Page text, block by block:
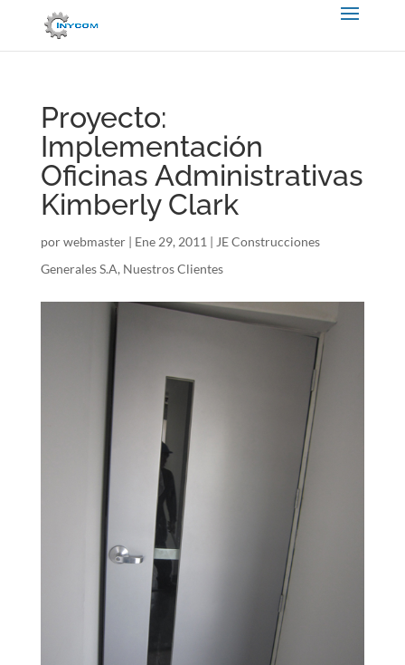
Proyecto:
Implementación
Oficinas Administrativas
Kimberly Clark
porwebmaster| Ene 29, 2011 | JE Construcciones
Generales S.A, Nuestros Clientes